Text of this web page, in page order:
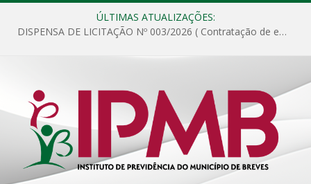
ÚLTIMAS ATUALIZAÇÕES:
DISPENSA DE LICITAÇÃO Nº 003/2026 ( Contratação de empresa para fornecimento de gêneros alimentícios não perecíveis, materiais de expediente, descartáveis, copa e cozinha, para análise e posterior publicação.)